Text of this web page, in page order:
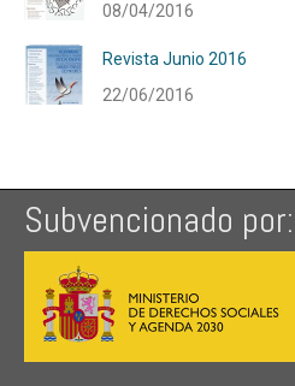
08/04/2016
Revista Junio 2016
22/06/2016
Subvencionado por: